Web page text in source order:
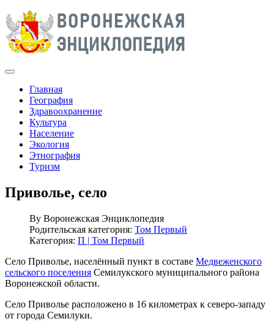
Главная
География
Здравоохранение
Культура
Население
Экология
Этнография
Туризм
Приволье, село
By Воронежская Энциклопедия
Родительская категория: Том Первый
Категория: П | Том Первый
Село Приволье, населённый пункт в составе Медвеженского
сельского поселения Семилукского муниципального района
Воронежской области.
Село Приволье расположено в 16 километрах к северо-западу
от города Семилуки.